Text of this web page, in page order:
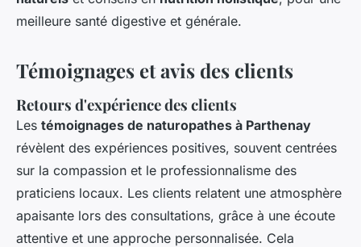
meilleure santé digestive et générale.
Témoignages et avis des clients
Retours d'expérience des clients
Les témoignages de naturopathes à Parthenay
révèlent des expériences positives, souvent centrées
sur la compassion et le professionnalisme des
praticiens locaux. Les clients relatent une atmosphère
apaisante lors des consultations, grâce à une écoute
attentive et une approche personnalisée. Cela